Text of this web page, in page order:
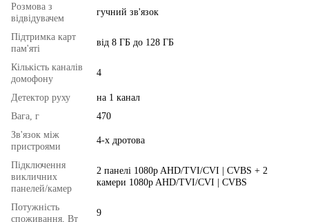
Розмова з
відвідувачем
гучний зв'язок
Підтримка карт
пам'яті
від 8 ГБ до 128 ГБ
Кількість каналів
домофону
4
Детектор руху
на 1 канал
Вага, г
470
Зв'язок між
пристроями
4-х дротова
Підключення
викличних
панелей/камер
2 панелі 1080p AHD/TVI/CVI | CVBS + 2
камери 1080p AHD/TVI/CVI | CVBS
Потужність
споживання, Вт
9